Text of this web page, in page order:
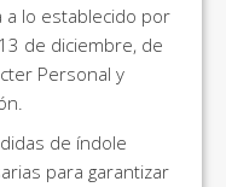
a lo establecido por
de diciembre, de
Personal y
de índole
para garantizar